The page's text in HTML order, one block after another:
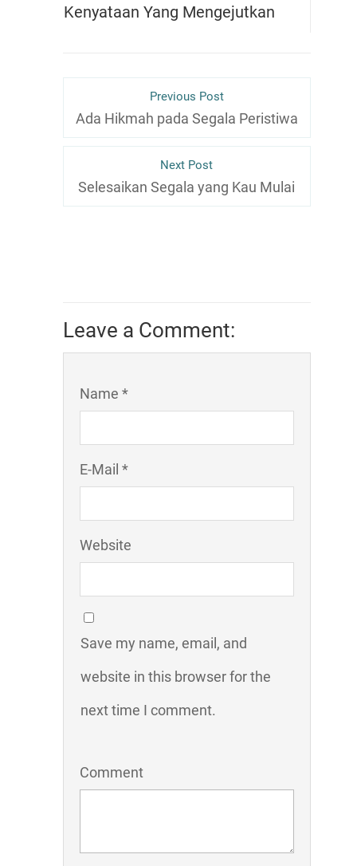
Kenyataan Yang Mengejutkan
Previous Post
Ada Hikmah pada Segala Peristiwa
Next Post
Selesaikan Segala yang Kau Mulai
Leave a Comment:
Name *
E-Mail *
Website
Save my name, email, and
website in this browser for the
next time I comment.
Comment